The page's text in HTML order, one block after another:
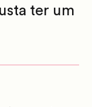
ter um